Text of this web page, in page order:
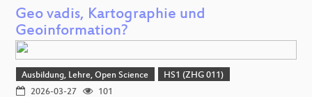
Geo vadis, Kartographie und
Geoinformation?
Ausbildung, Lehre, Open Science
HS1 (ZHG 011)
2026-03-27
101